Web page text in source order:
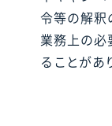
令等の解釈
業務上の必
ることがあ